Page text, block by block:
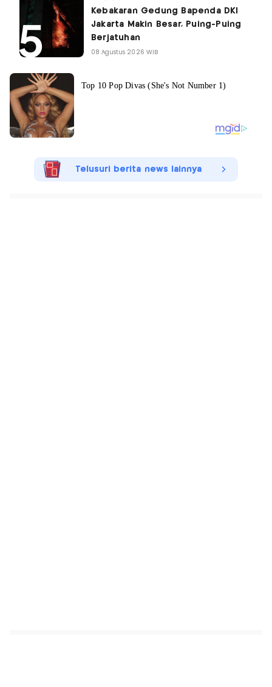
Kebakaran Gedung Bapenda DKI
Jakarta Makin Besar, Puing-Puing
Berjatuhan
08 Agustus 2026 WIB
Telusuri berita news lainnya